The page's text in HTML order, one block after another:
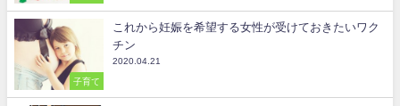
子育て
これから妊娠を希望する女性が受けておきたいワク
チン
2020.04.21